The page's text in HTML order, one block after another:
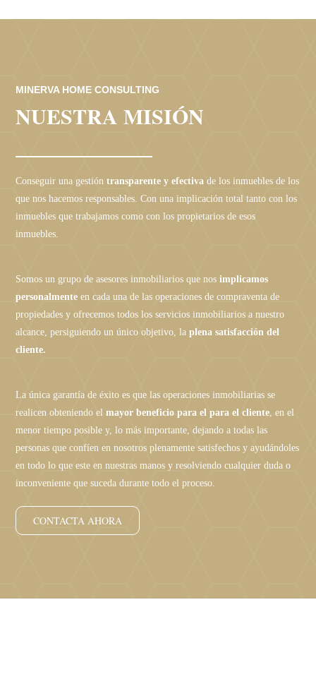
MINERVA HOME CONSULTING
NUESTRA MISIÓN
Conseguir una gestióntransparente y efectiva de los inmuebles de los
que nos hacemos responsables. Con una implicación total tanto con los
inmuebles que trabajamos como con los propietarios de esos
inmuebles.
Somos un grupo de asesores inmobiliarios que nosimplicamos
personalmente en cada una de las operaciones de compraventa de
propiedades y ofrecemos todos los servicios inmobiliarios a nuestro
alcance, persiguiendo un único objetivo, laplena satisfacción del
cliente.
La única garantía de éxito es que las operaciones inmobiliarias se
realicen obteniendo elmayor beneficio para el para el cliente, en el
menor tiempo posible y, lo más importante, dejando a todas las
personas que confíen en nosotros plenamente satisfechos y ayudándoles
en todo lo que este en nuestras manos y resolviendo cualquier duda o
inconveniente que suceda durante todo el proceso.
CONTACTA AHORA